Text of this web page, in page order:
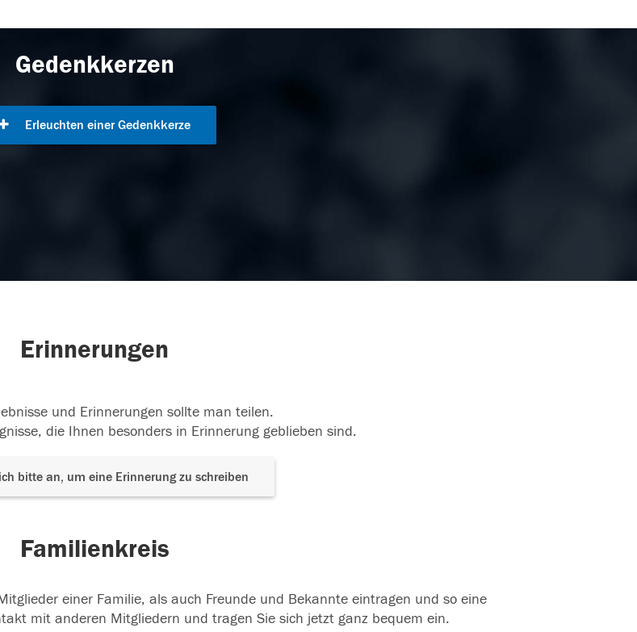
Gedenkkerzen
Erleuchten einer Gedenkkerze
Erinnerungen
und Erinnerungen sollte man teilen.
die Ihnen besonders in Erinnerung geblieben sind.
bitte an, um eine Erinnerung zu schreiben
Familienkreis
einer Familie, als auch Freunde und Bekannte eintragen und so eine
mit anderen Mitgliedern und tragen Sie sich jetzt ganz bequem ein.